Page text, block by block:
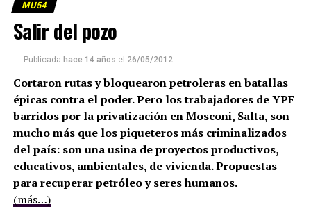
MU54
Salir del pozo
Publicada hace 14 años el 26/05/2012
Cortaron rutas y bloquearon petroleras en batallas
épicas contra el poder. Pero los trabajadores de YPF
barridos por la privatización en Mosconi, Salta, son
mucho más que los piqueteros más criminalizados
del país: son una usina de proyectos productivos,
educativos, ambientales, de vivienda. Propuestas
para recuperar petróleo y seres humanos.
(más…)